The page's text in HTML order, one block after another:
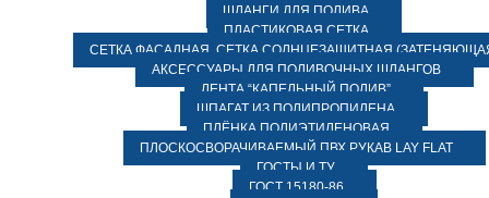
ШЛАНГИ ДЛЯ ПОЛИВА
ПЛАСТИКОВАЯ СЕТКА
СЕТКА ФАСАДНАЯ. СЕТКА СОЛНЦЕЗАЩИТНАЯ
АКСЕССУАРЫ ДЛЯ ПОЛИВОЧНЫХ ШЛАНГОВ
ЛЕНТА “КАПЕЛЬНЫЙ ПОЛИВ”
ШПАГАТ ИЗ ПОЛИПРОПИЛЕНА
ПЛЁНКА ПОЛИЭТИЛЕНОВАЯ
ПЛОСКОСВОРАЧИВАЕМЫЙ ПВХ РУКАВ LAY FLAT
ГОСТЫ И ТУ
ГОСТ 15180-86